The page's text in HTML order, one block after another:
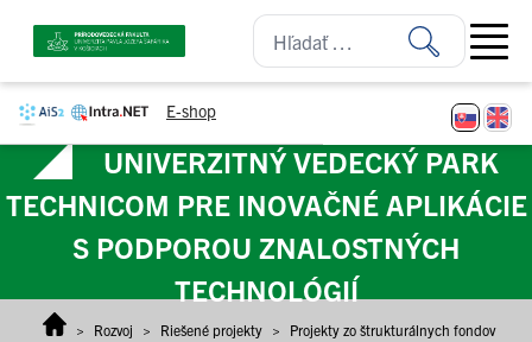
E-shop
Open
UNIVERZITNÝ VEDECKÝ PARK
TECHNICOM PRE INOVAČNÉ APLIKÁCIE
S PODPOROU ZNALOSTNÝCH
TECHNOLÓGIÍ
> Rozvoj > Riešené projekty >
Projekty zo štrukturálnych fondov